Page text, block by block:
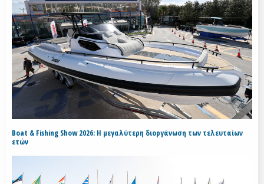
Boat & Fishing Show 2026: Η μεγαλύτερη διοργάνωση των τελευταίων
ετών